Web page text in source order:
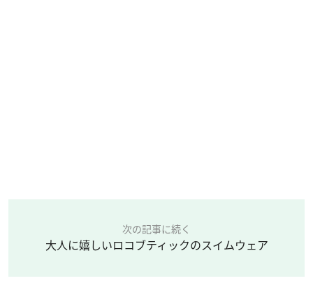
次の記事に続く
大人に嬉しいロコブティックのスイムウェア